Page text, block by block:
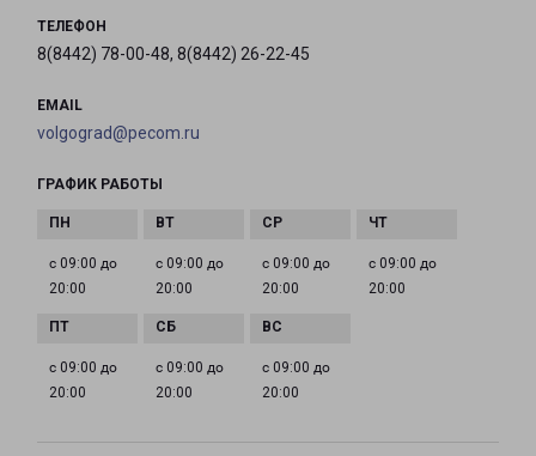
ТЕЛЕФОН
8(8442) 78-00-48, 8(8442) 26-22-45
EMAIL
volgograd@pecom.ru
ГРАФИК РАБОТЫ
с 09:00 до
20:00
с 09:00 до
20:00
с 09:00 до
20:00
с 09:00 до
20:00
с 09:00 до
20:00
с 09:00 до
20:00
с 09:00 до
20:00